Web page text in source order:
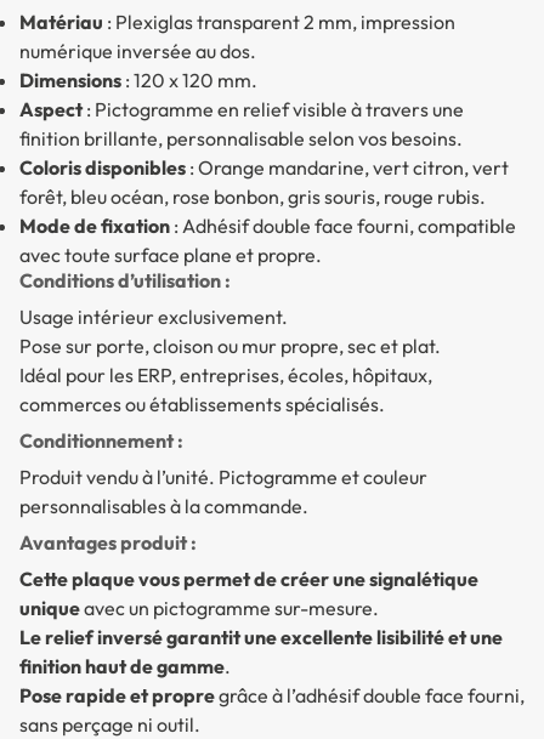
Matériau : Plexiglas transparent 2 mm, impression
numérique inversée au dos.
Dimensions : 120 x 120 mm.
Aspect: Pictogramme en relief visible à travers une
finition brillante, personnalisable selon vos besoins.
Coloris disponibles : Orange mandarine, vert citron, vert
forêt, bleu océan, rose bonbon, gris souris, rouge rubis.
Mode de fixation : Adhésif double face fourni, compatible
avec toute surface plane et propre.
Conditions d’utilisation :
Usage intérieur exclusivement.
Pose sur porte, cloison ou mur propre, sec et plat.
Idéal pour les ERP, entreprises, écoles, hôpitaux,
commerces ou établissements spécialisés.
Conditionnement :
Produit vendu à l’unité. Pictogramme et couleur
personnalisables à la commande.
Avantages produit :
Cette plaque vous permet de créer une signalétique
uniqueavec un pictogramme sur-mesure.
Le relief inversé garantit une excellente lisibilité et une
finition haut de gamme.
Pose rapide et propregrâce à l’adhésif double face fourni,
sans perçage ni outil.